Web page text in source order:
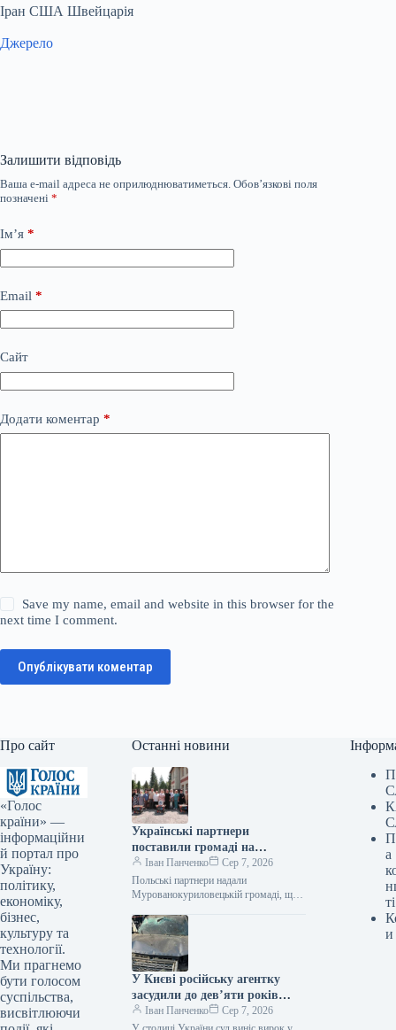
Іран США Швейцарія
Джерело
Залишити відповідь
Ваша e-mail адреса не оприлюднюватиметься. Обов’язкові поля
позначені *
Ім’я *
Email *
Сайт
Додати коментар *
Save my name, email and website in this browser for the
next time I comment.
Опублікувати коментар
Про сайт
«Голос
країни» —
інформаційни
й портал про
Україну:
політику,
економіку,
бізнес,
культуру та
технології.
Ми прагнемо
бути голосом
суспільства,
висвітлюючи
Останні новини
Українські партнери
поставили громаді на
Вінниччині ще 16
електрогенераторів.
Іван Панченко
Сер 7, 2026
Польські партнери надали
Мурованокуриловецькій громаді, що
забезпечення безперебійного
функціонування навчальних та
медичних закладів у випадку…
У Києві російську агентку
засудили до дев’яти років
ув’язнення за встановлення
вибухівки в автомобілі
Іван Панченко
Сер 7, 2026
а
ті
и